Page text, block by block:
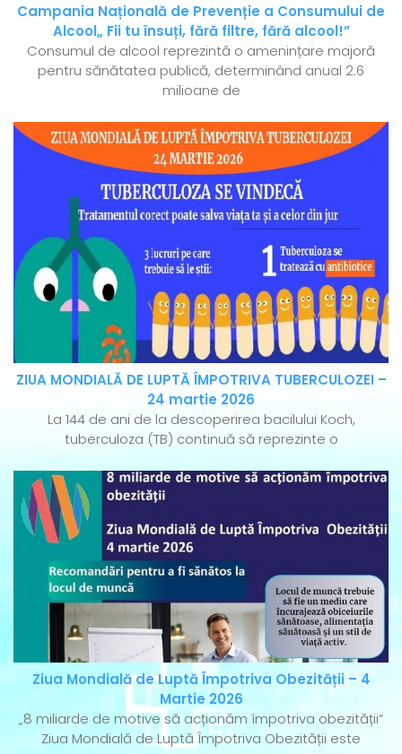
Campania Națională de Prevenție a Consumului de
Alcool„ Fii tu însuți, fără filtre, fără alcool!”
Consumul de alcool reprezintă o amenințare majoră
pentru sănătatea publică, determinând anual 2.6
milioane de
ZIUA MONDIALĂ DE LUPTĂ ÎMPOTRIVA TUBERCULOZEI –
24 martie 2026
La 144 de ani de la descoperirea bacilului Koch,
tuberculoza (TB) continuă să reprezinte o
Ziua Mondială de Luptă Împotriva Obezității – 4
Martie 2026
„8 miliarde de motive să acționăm împotriva obezității”
Ziua Mondială de Luptă Împotriva Obezității este